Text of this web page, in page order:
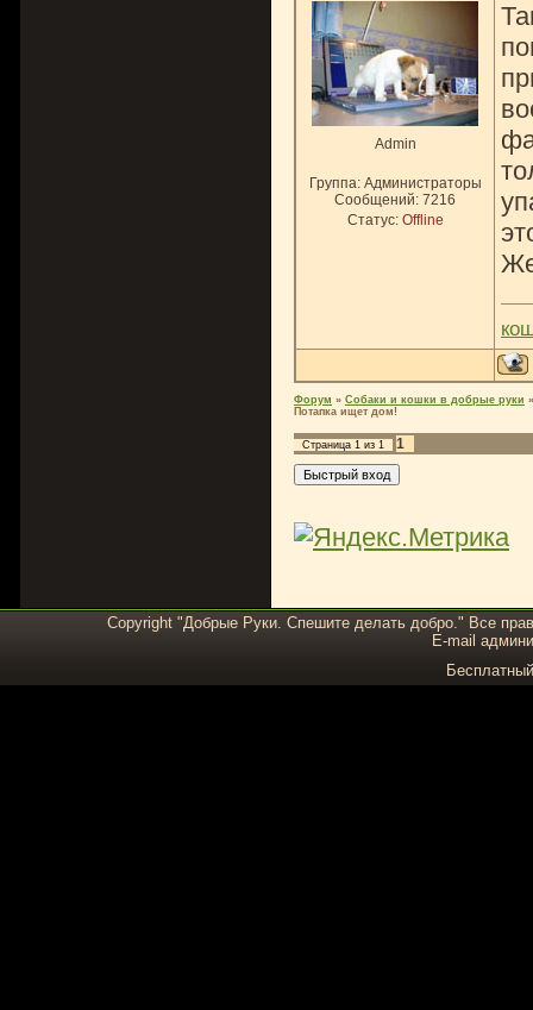
Admin
Группа: Администраторы
Сообщений: 7216
Статус: Offline
Форум » Собаки и кошки в добрые руки »
Потапка ищет дом!
Страница 1 из 1 1
Copyright "Добрые Руки. Спешите делать добро." Все
E-mail